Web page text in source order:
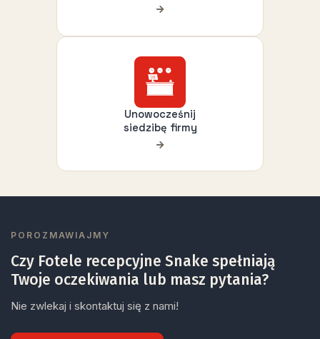
Unowocześnij
siedzibę firmy
POROZMAWIAJMY
Czy Fotele recepcyjne Snake spełniają
Twoje oczekiwania lub masz pytania?
Nie zwlekaj i skontaktuj się z nami!